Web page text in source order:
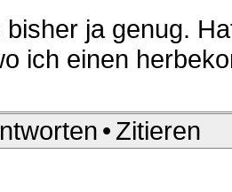
ja genug.
ich einen
• Zitieren